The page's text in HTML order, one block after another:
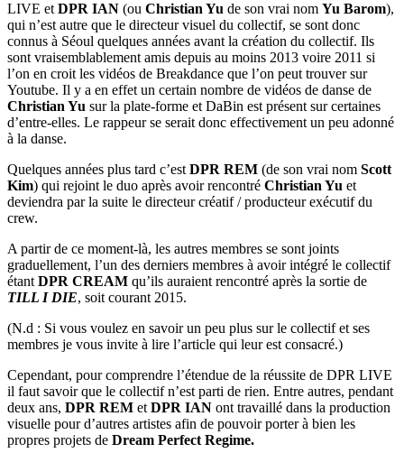
LIVE etDPR IAN (ou Christian Yu de son vrai nom Yu Barom),
qui n’est autre que le directeur visuel du collectif, se sont donc
connus à Séoul quelques années avant la création du collectif. Ils
sont vraisemblablement amis depuis au moins 2013 voire 2011 si
l’on en croit les vidéos de Breakdance que l’on peut trouver sur
Youtube. Il y a en effet un certain nombre de vidéos de danse de
Christian Yu sur la plate-forme et DaBin est présent sur certaines
d’entre-elles. Le rappeur se serait donc effectivement un peu adonné
à la danse.
Quelques années plus tard c’estDPR REM (de son vrai nom Scott
Kim) qui rejoint le duo après avoir rencontré Christian Yu et
deviendra par la suite le directeur créatif / producteur exécutif du
crew.
A partir de ce moment-là, les autres membres se sont joints
graduellement, l’un des derniers membres à avoir intégré le collectif
étantDPR CREAM qu’ils auraient rencontré après la sortie de
TILL I DIE, soit courant 2015.
(N.d : Si vous voulez en savoir un peu plus sur le collectif et ses
membres je vous invite à lire l’article qui leur est consacré.)
Cependant, pour comprendre l’étendue de la réussite de DPR LIVE
il faut savoir que le collectif n’est parti de rien. Entre autres, pendant
deux ans, DPR REM etDPR IAN ont travaillé dans la production
visuelle pour d’autres artistes afin de pouvoir porter à bien les
propres projets de Dream Perfect Regime.